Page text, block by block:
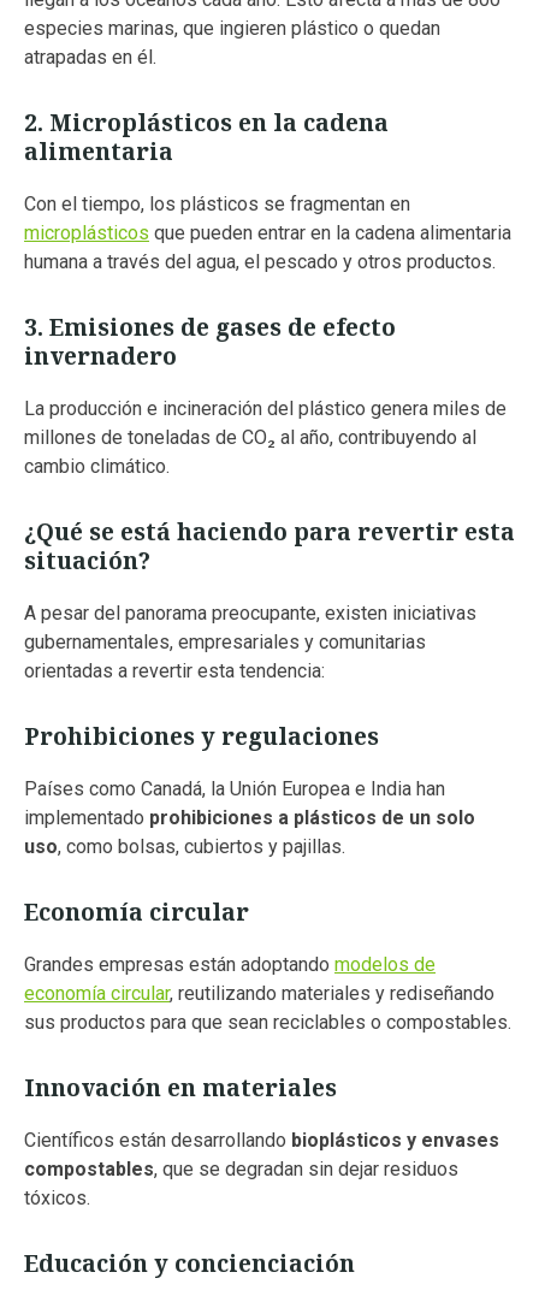
especies marinas, que ingieren plástico o quedan
atrapadas en él.
2. Microplásticos en la cadena
alimentaria
Con el tiempo, los plásticos se fragmentan en
microplásticos que pueden entrar en la cadena alimentaria
humana a través del agua, el pescado y otros productos.
3. Emisiones de gases de efecto
invernadero
La producción e incineración del plástico genera miles de
millones de toneladas de CO₂ al año, contribuyendo al
cambio climático.
¿Qué se está haciendo para revertir esta
situación?
A pesar del panorama preocupante, existen iniciativas
gubernamentales, empresariales y comunitarias
orientadas a revertir esta tendencia:
Prohibiciones y regulaciones
Países como Canadá, la Unión Europea e India han
implementado prohibiciones a plásticos de un solo
uso, como bolsas, cubiertos y pajillas.
Economía circular
Grandes empresas están adoptando modelos de
economía circular, reutilizando materiales y rediseñando
sus productos para que sean reciclables o compostables.
Innovación en materiales
Científicos están desarrollando bioplásticos y envases
compostables, que se degradan sin dejar residuos
tóxicos.
Educación y concienciación